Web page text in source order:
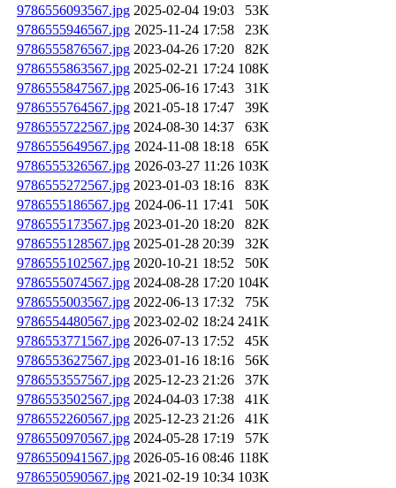
9786556093567.jpg 2025-02-04 19:03
53K
9786555946567.jpg 2025-11-24 17:58
23K
9786555876567.jpg 2023-04-26 17:20
82K
9786555863567.jpg 2025-02-21 17:24 108K
9786555847567.jpg 2025-06-16 17:43
31K
9786555764567.jpg 2021-05-18 17:47
39K
9786555722567.jpg 2024-08-30 14:37
63K
9786555649567.jpg 2024-11-08 18:18
65K
9786555326567.jpg 2026-03-27 11:26 103K
9786555272567.jpg 2023-01-03 18:16
83K
9786555186567.jpg 2024-06-11 17:41
50K
9786555173567.jpg 2023-01-20 18:20
82K
9786555128567.jpg 2025-01-28 20:39
32K
9786555102567.jpg 2020-10-21 18:52
50K
9786555074567.jpg 2024-08-28 17:20 104K
9786555003567.jpg 2022-06-13 17:32
75K
9786554480567.jpg 2023-02-02 18:24 241K
9786553771567.jpg 2026-07-13 17:52
45K
9786553627567.jpg 2023-01-16 18:16
56K
9786553557567.jpg 2025-12-23 21:26
37K
9786553502567.jpg 2024-04-03 17:38
41K
9786552260567.jpg 2025-12-23 21:26
41K
9786550970567.jpg 2024-05-28 17:19
57K
9786550941567.jpg 2026-05-16 08:46 118K
9786550590567.jpg 2021-02-19 10:34 103K